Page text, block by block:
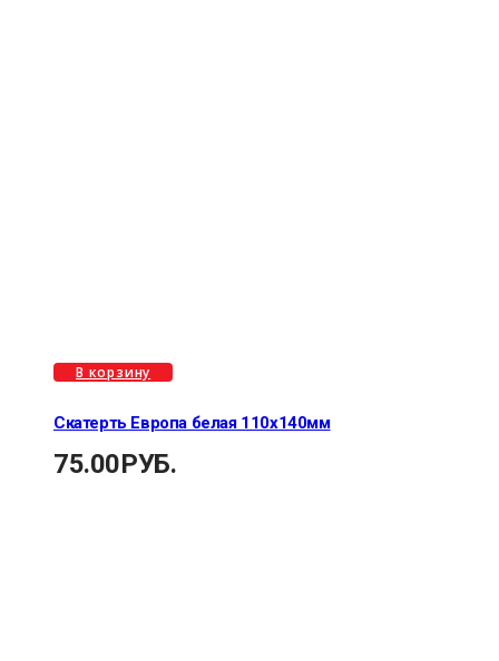
В корзину
Скатерть Европа белая 110х140мм
75.00РУБ.